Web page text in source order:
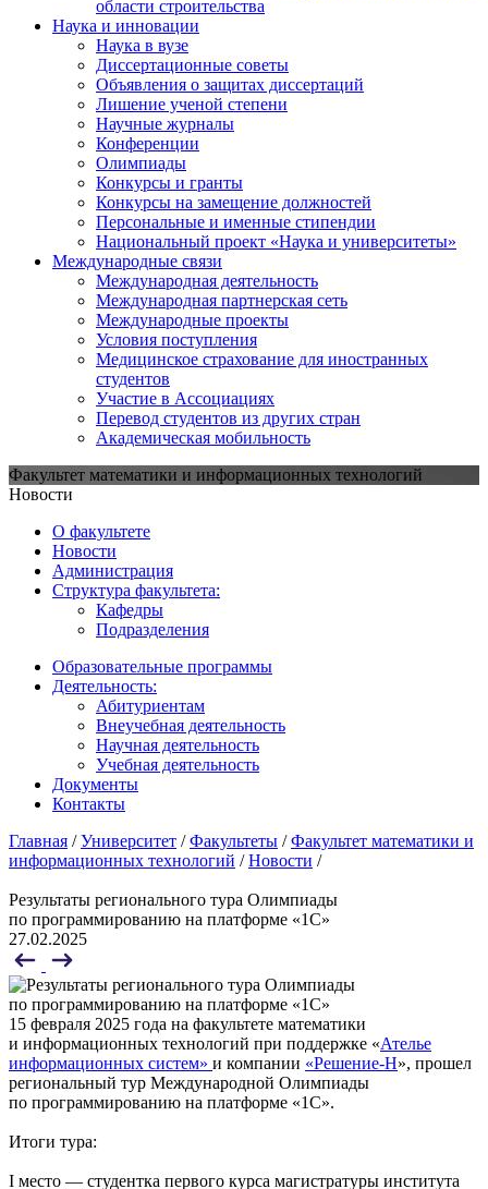
области строительства
Наука и инновации
Наука в вузе
Диссертационные советы
Объявления о защитах диссертаций
Лишение ученой степени
Научные журналы
Конференции
Олимпиады
Конкурсы и гранты
Конкурсы на замещение должностей
Персональные и именные стипендии
Национальный проект «Наука и университеты»
Международные связи
Международная деятельность
Международная партнерская сеть
Международные проекты
Условия поступления
Медицинское страхование для иностранных
студентов
Участие в Ассоциациях
Перевод студентов из других стран
Академическая мобильность
Факультет математики и информационных технологий
Новости
О факультете
Новости
Администрация
Структура факультета:
Кафедры
Подразделения
Образовательные программы
Деятельность:
Абитуриентам
Внеучебная деятельность
Научная деятельность
Учебная деятельность
Документы
Контакты
Главная /Университет /Факультеты /Факультет математики и
информационных технологий /Новости /
Результаты регионального тура Олимпиады
по программированию на платформе «1С»
27.02.2025
15 февраля 2025 года на факультете математики
и информационных технологий при поддержке «Ателье
информационных систем» и компании «Решение-Н», прошел
региональный тур Международной Олимпиады
по программированию на платформе «1С».
Итоги тура:
I место — студентка первого курса магистратуры института